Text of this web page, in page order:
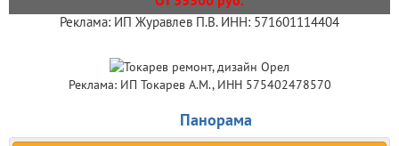
Реклама: ИП Журавлев П.В. ИНН: 571601114404
Реклама: ИП Токарев А.М., ИНН 575402478570
Панорама